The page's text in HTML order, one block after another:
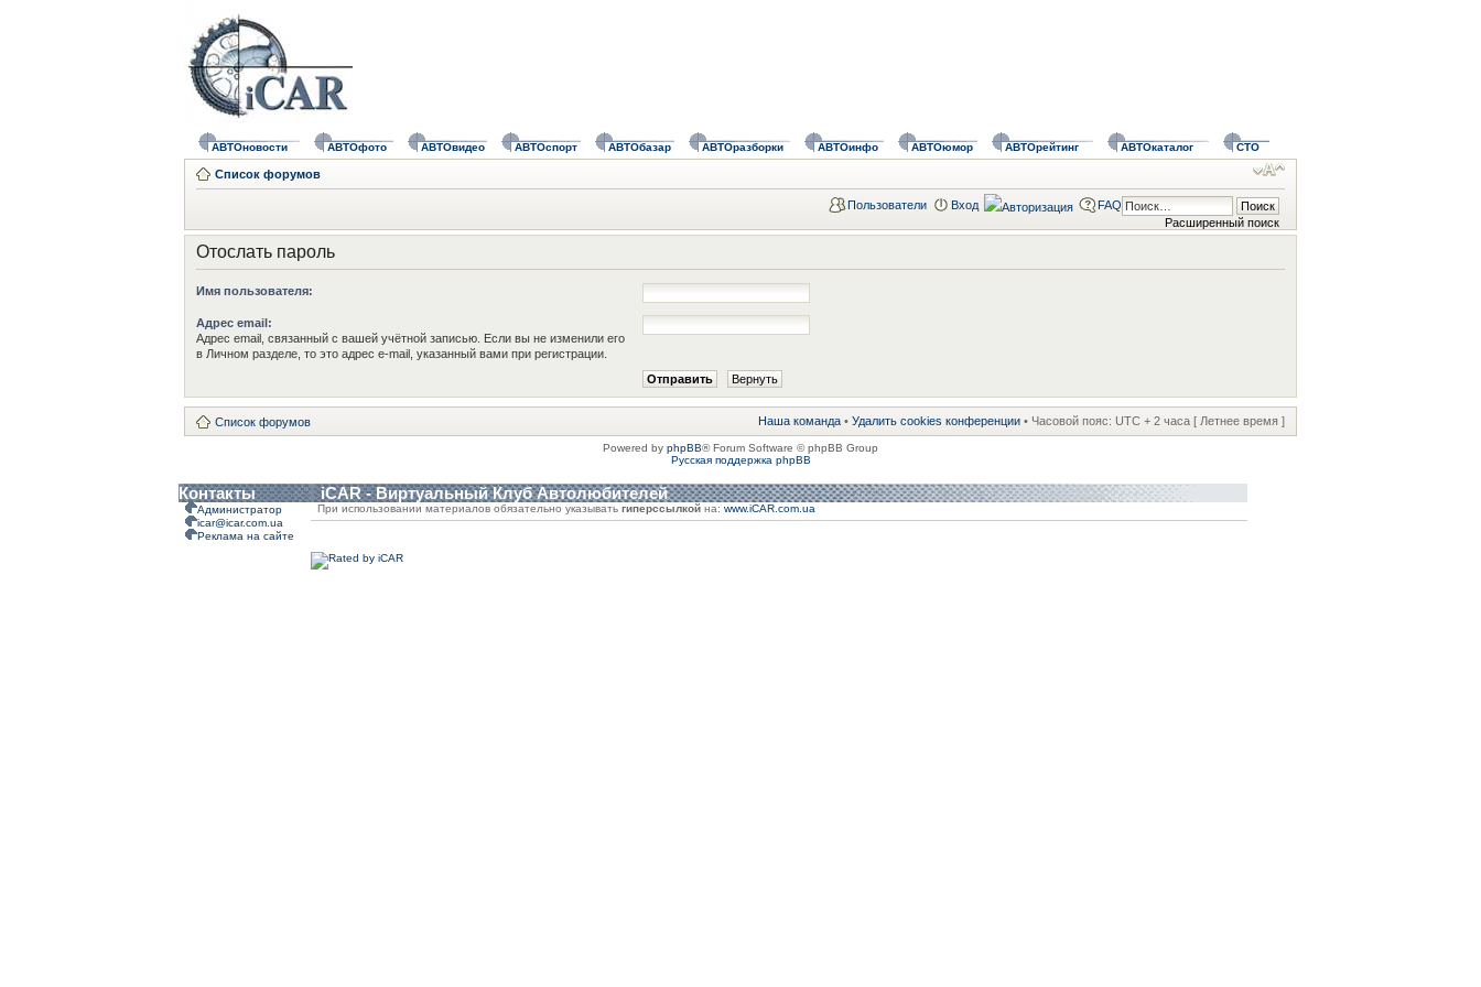
АВТОновости АВТОфото АВТОвидео АВТОспорт АВТОбазар АВТОразборки АВТОинфо АВТОюмор АВТОрейтинг АВТОкаталог СТО
Список форумов
Расширенный поиск
Пользователи Вход FAQ
Отослать пароль
Имя пользователя:
Адрес email:
Адрес email, связанный с вашей учётной записью. Если вы не изменили его
в Личном разделе, то это адрес e-mail, указанный вами при регистрации.
Список форумов Наша команда • Удалить cookies конференции • Часовой пояс: UTC + 2 часа [ Летнее время ]
Powered by phpBB® Forum Software © phpBB Group
Русская поддержка phpBB
Контакты iCAR - Виртуальный Клуб Автолюбителей
Администратор
icar@icar.com.ua
Реклама на сайте
При использовании материалов обязательно указывать гиперссылкой на: www.iCAR.com.ua